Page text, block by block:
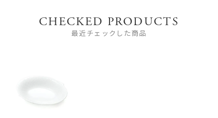
CHECKED PRODUCTS
最近チェックした商品